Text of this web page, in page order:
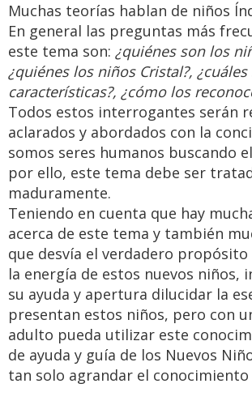
Muchas teorías hablan de niños
En general las preguntas más
este tema son: ¿quiénes son los
¿quiénes los niños Cristal?,
características?, ¿cómo los
Todos estos interrogantes serán
aclarados y abordados con la
somos seres humanos buscando
por ello, este tema debe ser
maduramente.
Teniendo en cuenta que hay
acerca de este tema y también
que desvía el verdadero
la energía de estos nuevos niños,
su ayuda y apertura dilucidar la
presentan estos niños, pero con
adulto pueda utilizar este
de ayuda y guía de los Nuevos
tan solo agrandar el conocimiento